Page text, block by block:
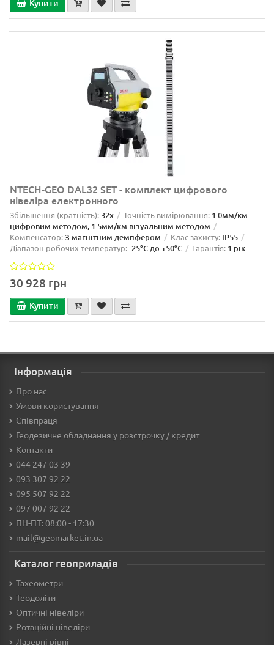
Купити
NTECH-GEO DAL32 SET - комплект цифрового
нівеліра електронного
Збільшення (кратність):32x Точність вимірювання: 1.0мм/км
цифровим методом; 1.5мм/км візуальним методом
Компенсатор:З магнітним демпфером Клас захисту: IP55
Діапазон робочих температур:-25°C до +50°C Гарантія: 1 рік
30 928 грн
Купити
Інформація
Про нас
Умови користування
Співпраця
Геодезичне обладнання у розстрочку / кредит
Контакти
044 247 03 39
093 307 92 22
095 507 92 22
097 007 92 22
ПН-ПТ: 08:00 - 17:30
mail@geomarket.in.ua
Каталог геоприладів
Тахеометри
Теодоліти
Оптичні нівеліри
Ротаційні нівеліри
Лазерні рівні